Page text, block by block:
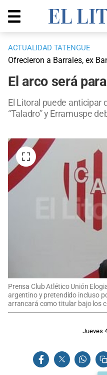
ACTUALIDAD TATENGUE
Ofrecieron a Barrales, ex
El arco será
El Litoral puede anticipar
“Taladro” y Erramuspe
Prensa Club Atlético Unión
argentino y pretendido incluso
arrancará como titular bajo los
Jueves